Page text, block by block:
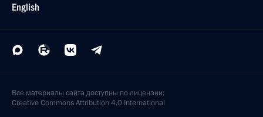
English
Все материалы сайта доступны по лицензии:
Creative Commons Attribution 4.0 International